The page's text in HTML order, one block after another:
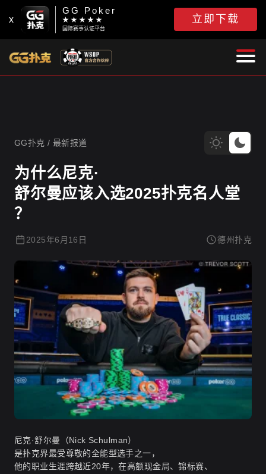
x
GG Poker
★ ★ ★ ★ ★
国际赛事认证平台
立即下载
GG扑克 / 最新报道
为什么尼克·
舒尔曼应该入选2025扑克名人堂
？
2025年6月16日 德州扑克
尼克·舒尔曼（Nick Schulman）
是扑克界最受尊敬的全能型选手之一，
他的职业生涯跨越近20年，在高额现金局、锦标赛、